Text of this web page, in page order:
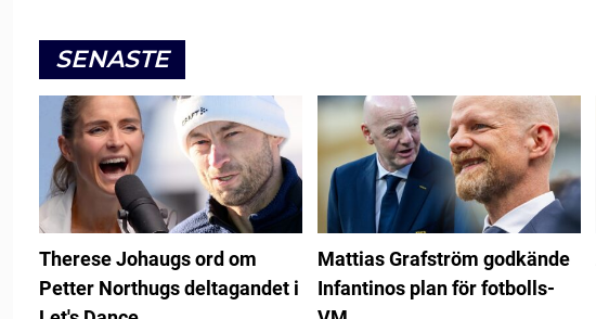
SENASTE
Therese Johaugs ord om
Petter Northugs deltagandet i
Mattias Grafström godkände
Infantinos plan för fotbolls-